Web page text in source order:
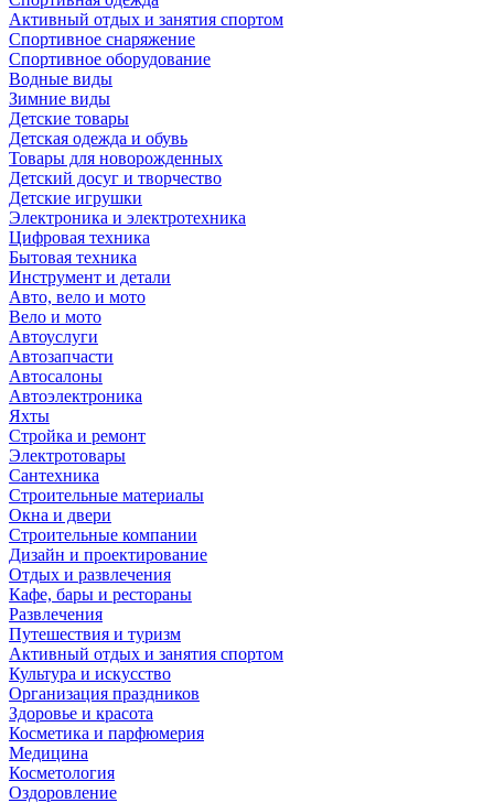
Активный отдых и занятия спортом
Спортивное снаряжение
Спортивное оборудование
Водные виды
Зимние виды
Детские товары
Детская одежда и обувь
Товары для новорожденных
Детский досуг и творчество
Детские игрушки
Электроника и электротехника
Цифровая техника
Бытовая техника
Инструмент и детали
Авто, вело и мото
Вело и мото
Автоуслуги
Автозапчасти
Автосалоны
Автоэлектроника
Яхты
Стройка и ремонт
Электротовары
Сантехника
Строительные материалы
Окна и двери
Строительные компании
Дизайн и проектирование
Отдых и развлечения
Кафе, бары и рестораны
Развлечения
Путешествия и туризм
Активный отдых и занятия спортом
Культура и искусство
Организация праздников
Здоровье и красота
Косметика и парфюмерия
Медицина
Косметология
Оздоровление